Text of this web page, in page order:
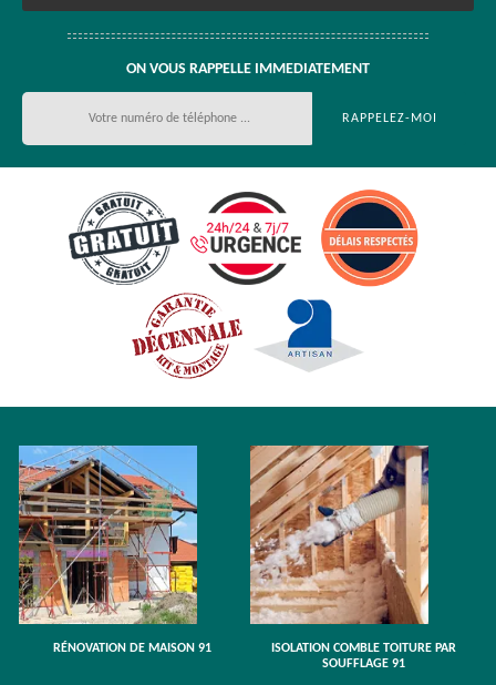
ON VOUS RAPPELLE IMMEDIATEMENT
RÉNOVATION DE MAISON 91
ISOLATION COMBLE TOITURE PAR
SOUFFLAGE 91